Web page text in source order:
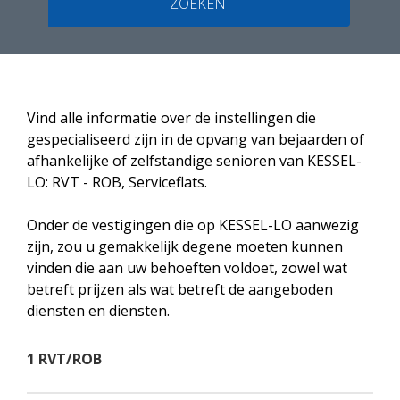
Vind alle informatie over de instellingen die
gespecialiseerd zijn in de opvang van bejaarden of
afhankelijke of zelfstandige senioren van KESSEL-
LO: RVT - ROB, Serviceflats.
Onder de vestigingen die op KESSEL-LO aanwezig
zijn, zou u gemakkelijk degene moeten kunnen
vinden die aan uw behoeften voldoet, zowel wat
betreft prijzen als wat betreft de aangeboden
diensten en diensten.
1 RVT/ROB